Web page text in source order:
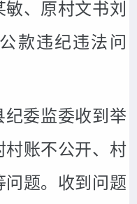
、原村文书刘
款违纪违法问
委监委收到举
村账不公开、村
问题。收到问题